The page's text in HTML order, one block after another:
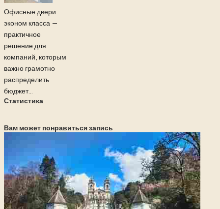
Офисные двери
эконом класса —
практичное
решение для
компаний, которым
важно грамотно
распределить
бюджет...
Статистика
Вам может понравиться запись